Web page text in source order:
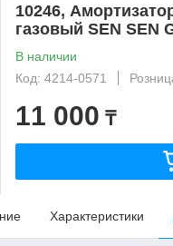
10246,
газовый SEN SEN
В наличии
Код: 4214-0571
11 000 ₸
Характеристики